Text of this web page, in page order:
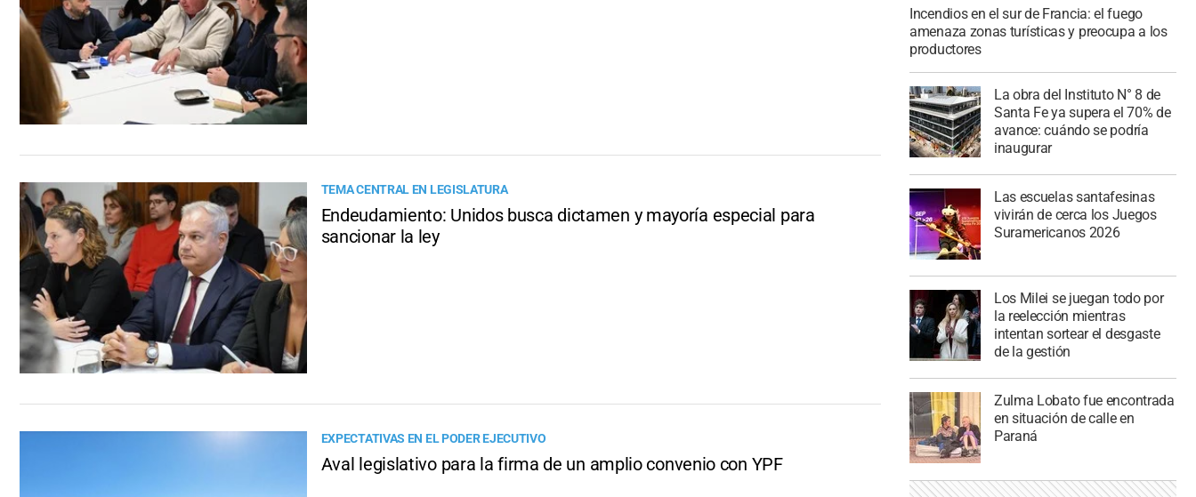
TEMA CENTRAL EN LEGISLATURA
Endeudamiento: Unidos busca dictamen y mayoría especial para
sancionar la ley
EXPECTATIVAS EN EL PODER EJECUTIVO
Aval legislativo para la firma de un amplio convenio con YPF
Incendios en el sur de Francia: el fuego
amenaza zonas turísticas y preocupa a los
productores
La obra del Instituto N° 8 de
Santa Fe ya supera el 70% de
avance: cuándo se podría
inaugurar
Las escuelas santafesinas
vivirán de cerca los Juegos
Suramericanos 2026
Los Milei se juegan todo por
la reelección mientras
intentan sortear el desgaste
de la gestión
Zulma Lobato fue encontrada
en situación de calle en
Paraná